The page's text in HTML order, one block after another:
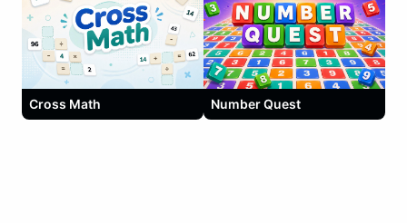
Cross Math Number Quest